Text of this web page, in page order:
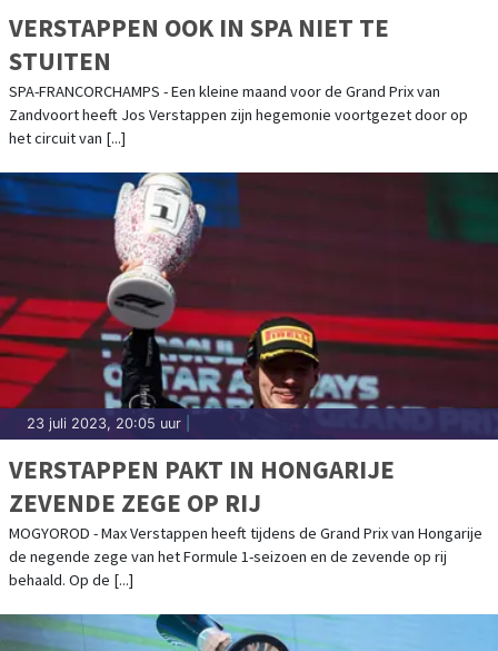
VERSTAPPEN OOK IN SPA NIET TE
STUITEN
SPA-FRANCORCHAMPS - Een kleine maand voor de Grand Prix van
Zandvoort heeft Jos Verstappen zijn hegemonie voortgezet door op
het circuit van [...]
23 juli 2023, 20:05 uur
VERSTAPPEN PAKT IN HONGARIJE
ZEVENDE ZEGE OP RIJ
MOGYOROD - Max Verstappen heeft tijdens de Grand Prix van Hongarije
de negende zege van het Formule 1-seizoen en de zevende op rij
behaald. Op de [...]